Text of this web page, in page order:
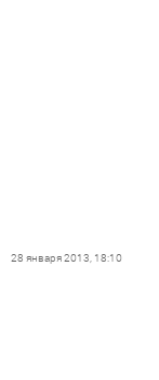
28 января 2013, 18:10